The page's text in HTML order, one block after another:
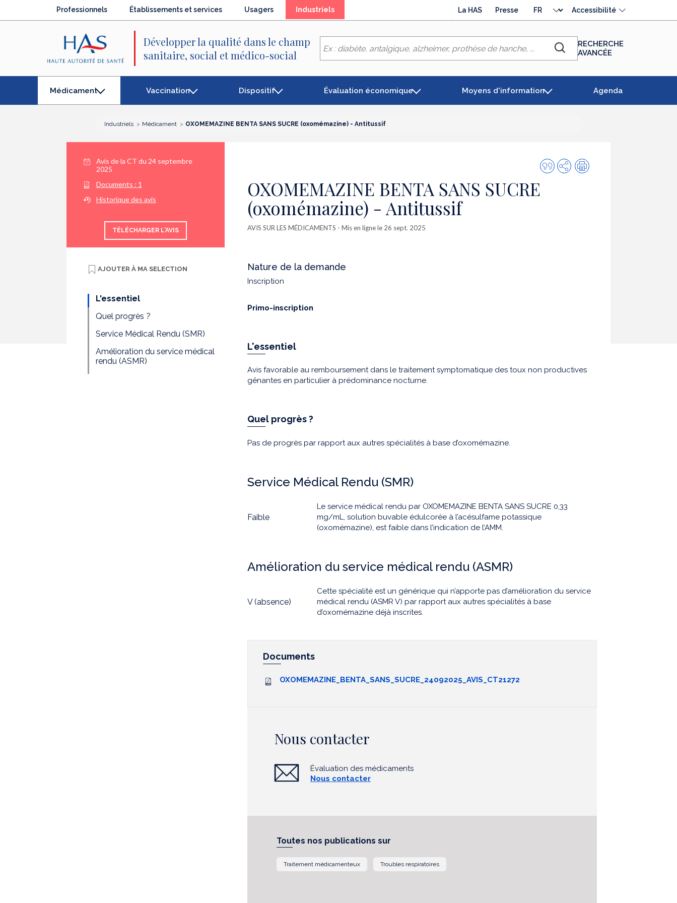
Professionnels Établissements et services Usagers Industriels(élément
La HAS Presse
langue
Accessibilité
Développer la qualité dans le champ
sanitaire, social et médico-social
Chercher
RECHERCHE
AVANCÉE
Médicament
(élément
séléctionné)
Vaccination Dispositif Évaluation économique Moyens d'information Agenda
Industriels Médicament OXOMEMAZINE BENTA SANS SUCRE (oxomémazine) - Antitussif
Avis de la CT du 24 septembre
2025
Documents : 1
Historique des avis
TÉLÉCHARGER L'AVIS
AJOUTER À MA SELECTION
L'essentiel
Quel progrès ?
Service Médical Rendu (SMR)
Amélioration du service médical
rendu (ASMR)
Citer
cette
PartagerImpression
OXOMEMAZINE BENTA SANS SUCRE
(oxomémazine) - Antitussif
AVIS SUR LES MÉDICAMENTS - Mis en ligne le 26 sept. 2025
Nature de la demande
Inscription
Primo-inscription
L'essentiel
Avis favorable au remboursement dans le traitement symptomatique des toux non productives
gênantes en particulier à prédominance nocturne.
Quel progrès ?
Pas de progrès par rapport aux autres spécialités à base d’oxomémazine.
Service Médical Rendu (SMR)
Faible
Le service médical rendu par OXOMEMAZINE BENTA SANS SUCRE 0,33
mg/mL, solution buvable édulcorée à l’acésulfame potassique
(oxomémazine), est faible dans l’indication de l’AMM.
Amélioration du service médical rendu (ASMR)
V (absence)
Cette spécialité est un générique qui n’apporte pas d’amélioration du service
médical rendu (ASMR V) par rapport aux autres spécialités à base
d’oxomémazine déjà inscrites.
Documents
OXOMEMAZINE_BENTA_SANS_SUCRE_24092025_AVIS_CT21272
Nous contacter
Évaluation des médicaments
Nous contacter
Toutes nos publications sur
Traitement médicamenteux Troubles respiratoires